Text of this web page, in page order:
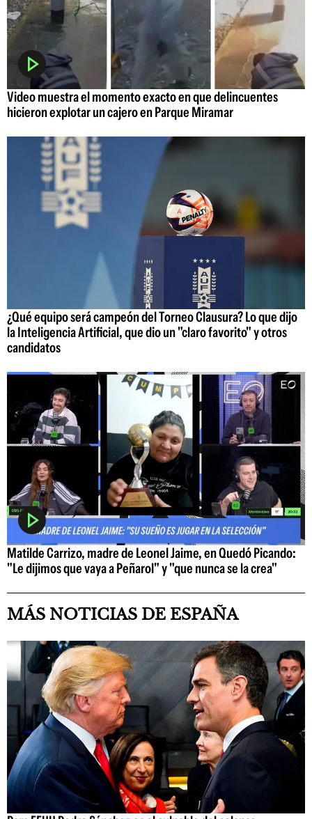
Video muestra el momento exacto en que delincuentes
hicieron explotar un cajero en Parque Miramar
¿Qué equipo será campeón del Torneo Clausura? Lo que dijo
la Inteligencia Artificial, que dio un "claro favorito" y otros
candidatos
Matilde Carrizo, madre de Leonel Jaime, en Quedó Picando:
"Le dijimos que vaya a Peñarol" y "que nunca se la crea"
MÁS NOTICIAS DE ESPAÑA